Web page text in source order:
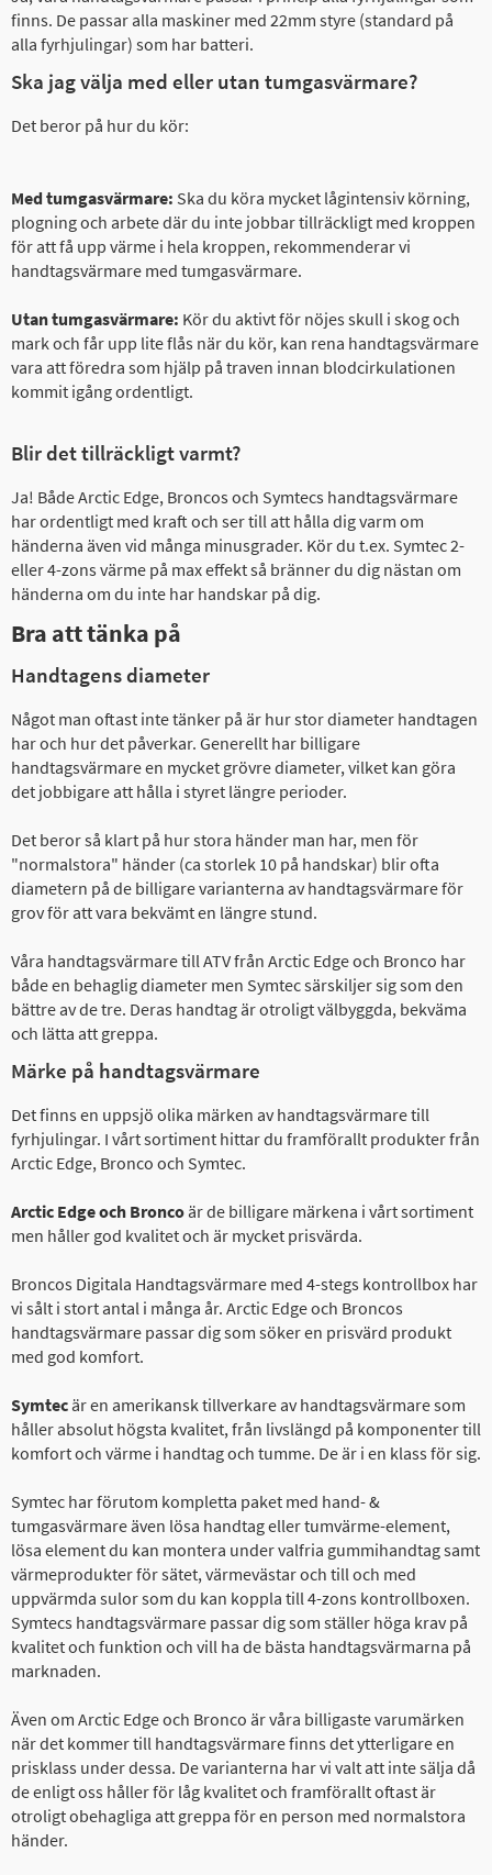
finns. De passar alla maskiner med 22mm styre (standard på
alla fyrhjulingar) som har batteri.
Ska jag välja med eller utan tumgasvärmare?
Det beror på hur du kör:
Med tumgasvärmare: Ska du köra mycket lågintensiv körning,
plogning och arbete där du inte jobbar tillräckligt med kroppen
för att få upp värme i hela kroppen, rekommenderar vi
handtagsvärmare med tumgasvärmare.
Utan tumgasvärmare: Kör du aktivt för nöjes skull i skog och
mark och får upp lite flås när du kör, kan rena handtagsvärmare
vara att föredra som hjälp på traven innan blodcirkulationen
kommit igång ordentligt.
Blir det tillräckligt varmt?
Ja! Både Arctic Edge, Broncos och Symtecs handtagsvärmare
har ordentligt med kraft och ser till att hålla dig varm om
händerna även vid många minusgrader. Kör du t.ex. Symtec 2-
eller 4-zons värme på max effekt så bränner du dig nästan om
händerna om du inte har handskar på dig.
Bra att tänka på
Handtagens diameter
Något man oftast inte tänker på är hur stor diameter handtagen
har och hur det påverkar. Generellt har billigare
handtagsvärmare en mycket grövre diameter, vilket kan göra
det jobbigare att hålla i styret längre perioder.
Det beror så klart på hur stora händer man har, men för
"normalstora" händer (ca storlek 10 på handskar) blir ofta
diametern på de billigare varianterna av handtagsvärmare för
grov för att vara bekvämt en längre stund.
Våra handtagsvärmare till ATV från Arctic Edge och Bronco har
både en behaglig diameter men Symtec särskiljer sig som den
bättre av de tre. Deras handtag är otroligt välbyggda, bekväma
och lätta att greppa.
Märke på handtagsvärmare
Det finns en uppsjö olika märken av handtagsvärmare till
fyrhjulingar. I vårt sortiment hittar du framförallt produkter från
Arctic Edge, Bronco och Symtec.
Arctic Edge och Broncoär de billigare märkena i vårt sortiment
men håller god kvalitet och är mycket prisvärda.
Broncos Digitala Handtagsvärmare med 4-stegs kontrollbox har
vi sålt i stort antal i många år. Arctic Edge och Broncos
handtagsvärmare passar dig som söker en prisvärd produkt
med god komfort.
Symtecär en amerikansk tillverkare av handtagsvärmare som
håller absolut högsta kvalitet, från livslängd på komponenter till
komfort och värme i handtag och tumme. De är i en klass för sig.
Symtec har förutom kompletta paket med hand- &
tumgasvärmare även lösa handtag eller tumvärme-element,
lösa element du kan montera under valfria gummihandtag samt
värmeprodukter för sätet, värmevästar och till och med
uppvärmda sulor som du kan koppla till 4-zons kontrollboxen.
Symtecs handtagsvärmare passar dig som ställer höga krav på
kvalitet och funktion och vill ha de bästa handtagsvärmarna på
marknaden.
Även om Arctic Edge och Bronco är våra billigaste varumärken
när det kommer till handtagsvärmare finns det ytterligare en
prisklass under dessa. De varianterna har vi valt att inte sälja då
de enligt oss håller för låg kvalitet och framförallt oftast är
otroligt obehagliga att greppa för en person med normalstora
händer.